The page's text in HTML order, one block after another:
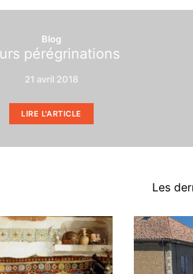
Blog
pérégrinations
21 avril 2018
LIRE L'ARTICLE
Les